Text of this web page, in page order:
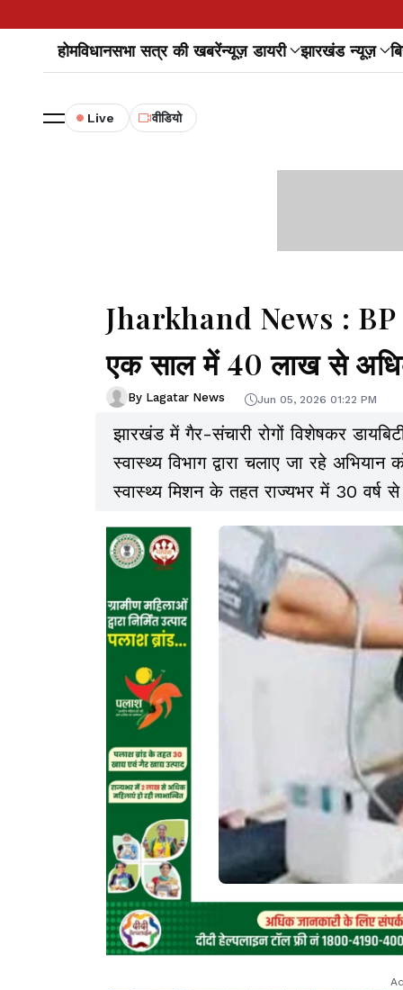
होमविधानसभा सत्र की खबरेंन्यूज़ डायरी झारखंड न्यूज़
Live वीडियो
Jharkhand News : BP
एक साल में 40 लाख से
By Lagatar News Jun 05, 2026 01:22 PM
झारखंड में गैर-संचारी रोगों विशेषकर
स्वास्थ्य विभाग द्वारा चलाए जा रहे
स्वास्थ्य मिशन के तहत राज्यभर में 30 वर्ष
निःशुल्क उपचार के दायरे में उल्लेखनीय वृद्धि